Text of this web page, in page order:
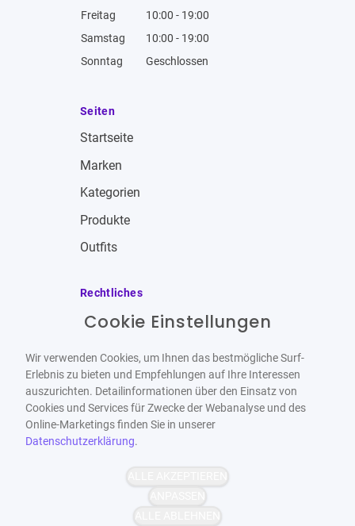
Freitag
10:00 - 19:00
Samstag
10:00 - 19:00
Sonntag
Geschlossen
Seiten
Startseite
Marken
Kategorien
Produkte
Outfits
Rechtliches
Impressum
Datenschutzbestimmungen
Widerrufsbelehrung
Barrierefrei
WCAG-2.1-AA
Bereitgestellt von
Cookie Einstellungen
Wir verwenden Cookies, um Ihnen das bestmögliche Surf-
Erlebnis zu bieten und Empfehlungen auf Ihre Interessen
auszurichten. Detailinformationen über den Einsatz von
Cookies und Services für Zwecke der Webanalyse und des
Online-Marketings finden Sie in unserer
Datenschutzerklärung.
ALLE AKZEPTIEREN
ANPASSEN
ALLE ABLEHNEN